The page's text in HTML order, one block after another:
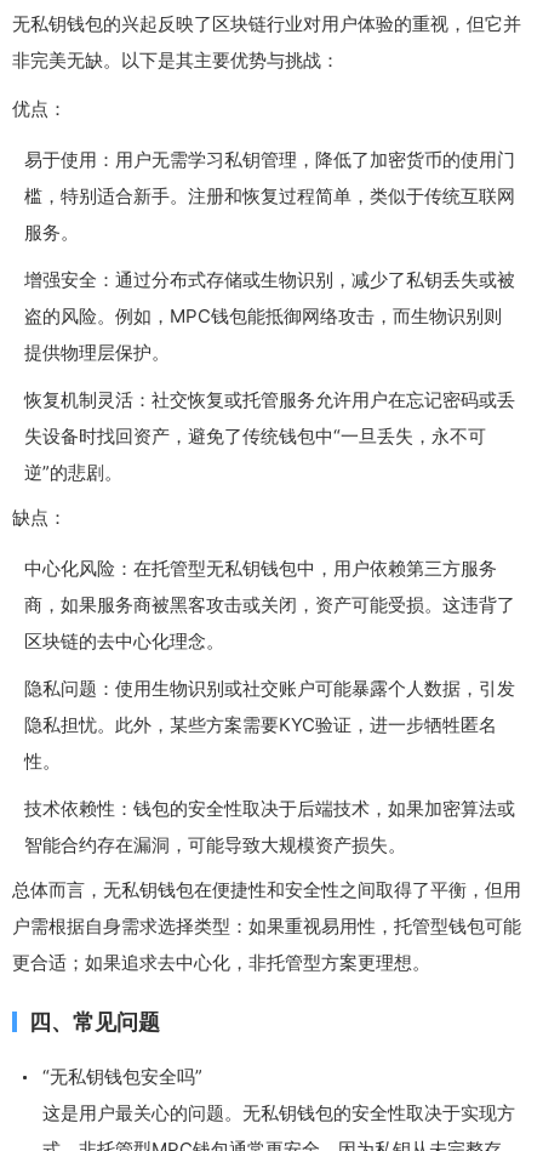
无私钥钱包的兴起反映了区块链行业对用户体验的重视，但它并
非完美无缺。以下是其主要优势与挑战：
优点：
易于使用：用户无需学习私钥管理，降低了加密货币的使用门
槛，特别适合新手。注册和恢复过程简单，类似于传统互联网
服务。
增强安全：通过分布式存储或生物识别，减少了私钥丢失或被
盗的风险。例如，MPC钱包能抵御网络攻击，而生物识别则
提供物理层保护。
恢复机制灵活：社交恢复或托管服务允许用户在忘记密码或丢
失设备时找回资产，避免了传统钱包中“一旦丢失，永不可
逆”的悲剧。
缺点：
中心化风险：在托管型无私钥钱包中，用户依赖第三方服务
商，如果服务商被黑客攻击或关闭，资产可能受损。这违背了
区块链的去中心化理念。
隐私问题：使用生物识别或社交账户可能暴露个人数据，引发
隐私担忧。此外，某些方案需要KYC验证，进一步牺牲匿名
性。
技术依赖性：钱包的安全性取决于后端技术，如果加密算法或
智能合约存在漏洞，可能导致大规模资产损失。
总体而言，无私钥钱包在便捷性和安全性之间取得了平衡，但用
户需根据自身需求选择类型：如果重视易用性，托管型钱包可能
更合适；如果追求去中心化，非托管型方案更理想。
四、常见问题
“无私钥钱包安全吗”
这是用户最关心的问题。无私钥钱包的安全性取决于实现方